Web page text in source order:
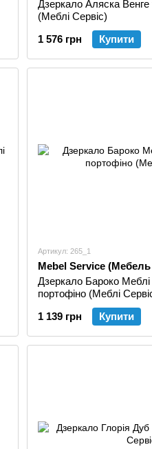
Дзеркало Аляска
(Меблі Сервіс)
1 576 грн
Купити
Артикул: 265_1
Mebel Service (Мебель
Дзеркало Бароко
портофіно (Меблі
1 139 грн
Купити